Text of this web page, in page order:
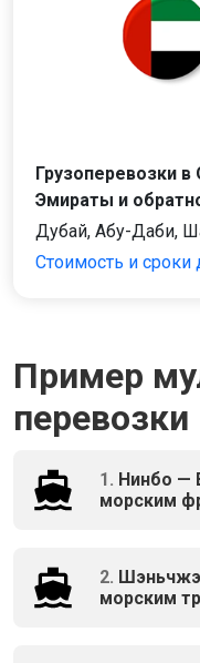
Грузоперевозки
Эмираты и
Дубай, Абу-Даби,
Стоимость и
Пример
перевозки
1. Нинбо —
морским
2.
морским